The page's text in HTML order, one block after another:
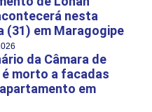
nesta
(31) em Maragogipe
da Câmara de
morto a facadas
em